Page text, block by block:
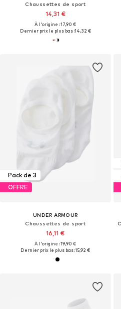
Chaussettes de sport
14,31 €
À l'origine : 17,90 €
Dernier prix le plus bas :14,32 €
Pack de 3
OFFRE
UNDER ARMOUR
Chaussettes de sport
16,11 €
À l'origine : 19,90 €
Dernier prix le plus bas :15,92 €